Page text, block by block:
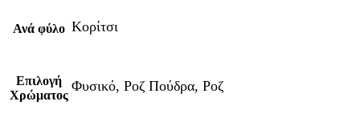
Ανά φύλο Κορίτσι
Επιλογή
Χρώματος
Φυσικό, Ροζ Πούδρα, Ροζ